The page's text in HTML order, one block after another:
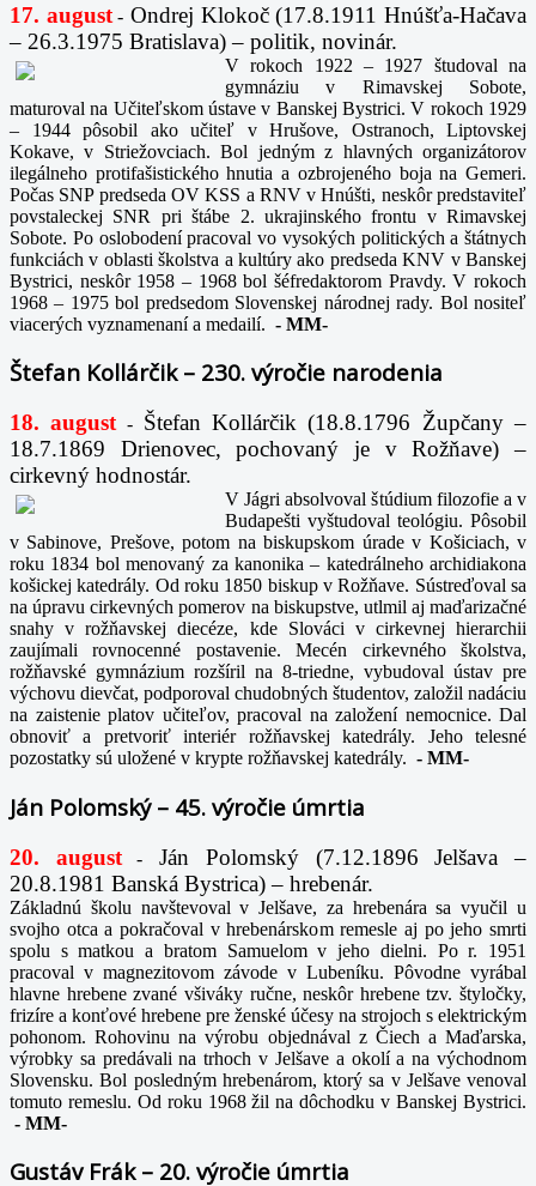
17. august- Ondrej Klokoč (17.8.1911 Hnúšťa-Hačava
– 26.3.1975 Bratislava) – politik, novinár.
V rokoch 1922 – 1927 študoval na
gymnáziu v Rimavskej Sobote,
maturoval na Učiteľskom ústave v Banskej Bystrici. V rokoch 1929
– 1944 pôsobil ako učiteľ v Hrušove, Ostranoch, Liptovskej
Kokave, v Striežovciach. Bol jedným z hlavných organizátorov
ilegálneho protifašistického hnutia a ozbrojeného boja na Gemeri.
Počas SNP predseda OV KSS a RNV v Hnúšti, neskôr predstaviteľ
povstaleckej SNR pri štábe 2. ukrajinského frontu v Rimavskej
Sobote. Po oslobodení pracoval vo vysokých politických a štátnych
funkciách v oblasti školstva a kultúry ako predseda KNV v Banskej
Bystrici, neskôr 1958 – 1968 bol šéfredaktorom Pravdy. V rokoch
1968 – 1975 bol predsedom Slovenskej národnej rady. Bol nositeľ
viacerých vyznamenaní a medailí. - MM-
Štefan Kollárčik – 230. výročie narodenia
18. august -
Štefan Kollárčik (18.8.1796 Župčany –
18.7.1869 Drienovec, pochovaný je v Rožňave) –
cirkevný hodnostár.
V Jágri absolvoval štúdium filozofie a v
Budapešti vyštudoval teológiu. Pôsobil
v Sabinove, Prešove, potom na biskupskom úrade v Košiciach, v
roku 1834 bol menovaný za kanonika – katedrálneho archidiakona
košickej katedrály. Od roku 1850 biskup v Rožňave. Sústreďoval sa
na úpravu cirkevných pomerov na biskupstve, utlmil aj maďarizačné
snahy v rožňavskej diecéze, kde Slováci v cirkevnej hierarchii
zaujímali rovnocenné postavenie. Mecén cirkevného školstva,
rožňavské gymnázium rozšíril na 8-triedne, vybudoval ústav pre
výchovu dievčat, podporoval chudobných študentov, založil nadáciu
na zaistenie platov učiteľov, pracoval na založení nemocnice. Dal
obnoviť a pretvoriť interiér rožňavskej katedrály. Jeho telesné
pozostatky sú uložené v krypte rožňavskej katedrály. - MM-
Ján Polomský – 45. výročie úmrtia
20. august-
Ján Polomský (7.12.1896 Jelšava –
20.8.1981 Banská Bystrica) – hrebenár.
Základnú školu navštevoval v Jelšave, za hrebenára sa vyučil u
svojho otca a pokračoval v hrebenárskom remesle aj po jeho smrti
spolu s matkou a bratom Samuelom v jeho dielni. Po r. 1951
pracoval v magnezitovom závode v Lubeníku. Pôvodne vyrábal
hlavne hrebene zvané všiváky ručne, neskôr hrebene tzv. štyločky,
frizíre a konťové hrebene pre ženské účesy na strojoch s elektrickým
pohonom. Rohovinu na výrobu objednával z Čiech a Maďarska,
výrobky sa predávali na trhoch v Jelšave a okolí a na východnom
Slovensku. Bol posledným hrebenárom, ktorý sa v Jelšave venoval
tomuto remeslu. Od roku 1968 žil na dôchodku v Banskej Bystrici.
- MM-
Gustáv Frák – 20. výročie úmrtia